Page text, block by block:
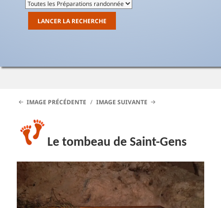
IMAGE PRÉCÉDENTE IMAGE SUIVANTE
Le tombeau de Saint-Gens